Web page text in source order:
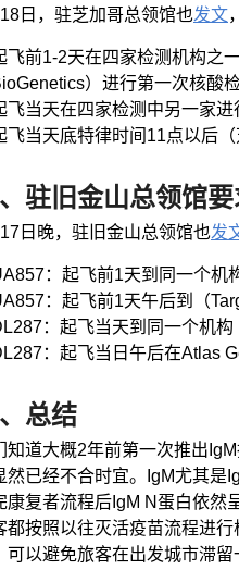
日，驻芝加哥总领馆也发文
飞前1-2天在四家检测机构之
）进行第一次核酸
飞当天在四家检测中另一家进
飞当天底特律时间11点以后
驻旧金山总领馆
日晚，驻旧金山总领馆也发
：起飞前1天到同一个机
：起飞前1天午后到（
：起飞当天到同一个机
：起飞当日午后在Atlas
总结
知道大概2年前第一次推出
然已经不合时宜。IgM尤其是
康复者流程后IgM N蛋白依然
都按照以往灭活疫苗流程进
可以避免旅客在出发城市滞